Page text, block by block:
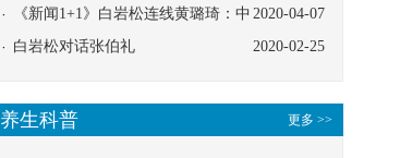
协同
2020-04-07
《新闻1+1》白岩松连线黄璐琦：中
医救治的临床效果
2020-02-25
白岩松对话张伯礼
更多 >>
养生科普